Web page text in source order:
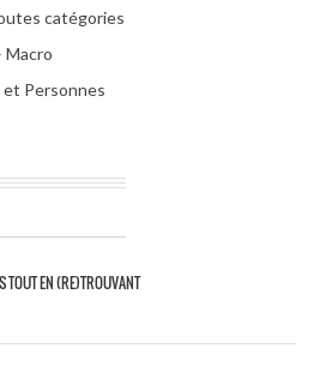
catégories
Macro
Personnes
TOUT EN (RE)TROUVANT